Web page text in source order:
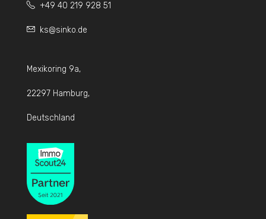
+49 40 219 928 51
ks@sinko.de
Mexikoring 9a,
22297 Hamburg,
Deutschland